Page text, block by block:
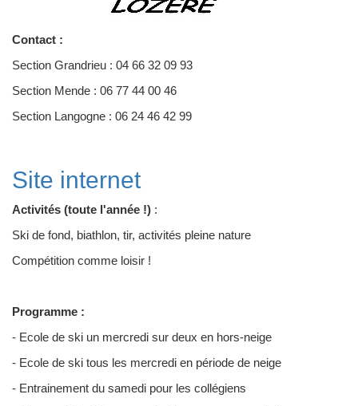
Contact :
Section Grandrieu : 04 66 32 09 93
Section Mende : 06 77 44 00 46
Section Langogne : 06 24 46 42 99
Site internet
Activités (toute l'année !) :
Ski de fond, biathlon, tir, activités pleine nature
Compétition comme loisir !
Programme :
- Ecole de ski un mercredi sur deux en hors-neige
- Ecole de ski tous les mercredi en période de neige
- Entrainement du samedi pour les collégiens